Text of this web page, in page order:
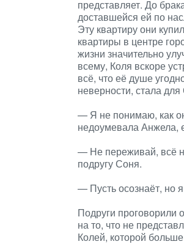
представляет. До
доставшейся ей по
Эту квартиру они
квартиры в центре
жизни значительно
всему, Коля вскоре
всё, что её душе
неверности, стала
— Я не понимаю, как
недоумевала Анжела,
— Не переживай, всё
подругу Соня.
— Пусть осознаёт, но
Подруги проговорили
на то, что не
Колей, которой